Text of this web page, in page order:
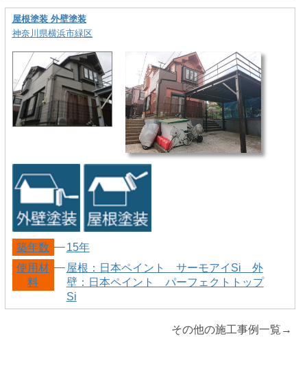
屋根塗装 外壁塗装
神奈川県横浜市緑区
築年数
15年
使用材
料
屋根：日本ペイント サーモアイSi 外
壁：日本ペイント パーフェクトトップ
Si
その他の施工事例一覧→